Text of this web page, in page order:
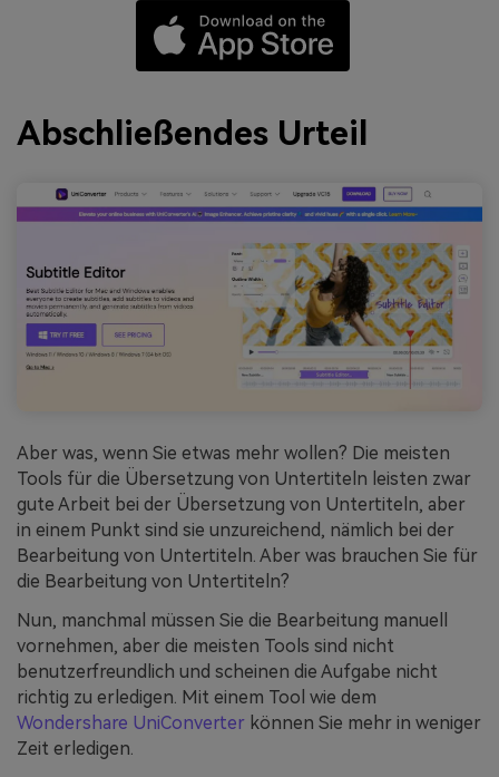
Abschließendes Urteil
Aber was, wenn Sie etwas mehr wollen? Die meisten
Tools für die Übersetzung von Untertiteln leisten zwar
gute Arbeit bei der Übersetzung von Untertiteln, aber
in einem Punkt sind sie unzureichend, nämlich bei der
Bearbeitung von Untertiteln. Aber was brauchen Sie für
die Bearbeitung von Untertiteln?
Nun, manchmal müssen Sie die Bearbeitung manuell
vornehmen, aber die meisten Tools sind nicht
benutzerfreundlich und scheinen die Aufgabe nicht
richtig zu erledigen. Mit einem Tool wie dem
Wondershare UniConverter können Sie mehr in weniger
Zeit erledigen.